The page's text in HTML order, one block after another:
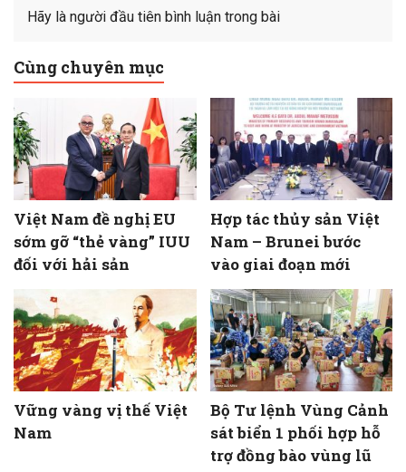
Hãy là người đầu tiên bình luận trong bài
Cùng chuyên mục
Việt Nam đề nghị EU
sớm gỡ “thẻ vàng” IUU
đối với hải sản
Hợp tác thủy sản Việt
Nam – Brunei bước
vào giai đoạn mới
Vững vàng vị thế Việt
Nam
Bộ Tư lệnh Vùng Cảnh
sát biển 1 phối hợp hỗ
trợ đồng bào vùng lũ